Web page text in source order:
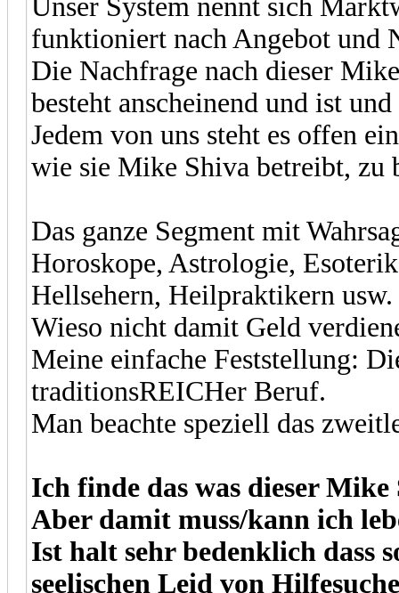
Unser System nennt sich
funktioniert nach Angebot und
Die Nachfrage nach dieser
besteht anscheinend und ist
Jedem von uns steht es offen
wie sie Mike Shiva betreibt, zu
Das ganze Segment mit
Horoskope, Astrologie,
Hellsehern, Heilpraktikern
Wieso nicht damit Geld
Meine einfache Feststellung:
traditionsREICHer Beruf.
Man beachte speziell das
Ich finde das was dieser
Aber damit muss/kann ich
Ist halt sehr bedenklich dass
seelischen Leid von